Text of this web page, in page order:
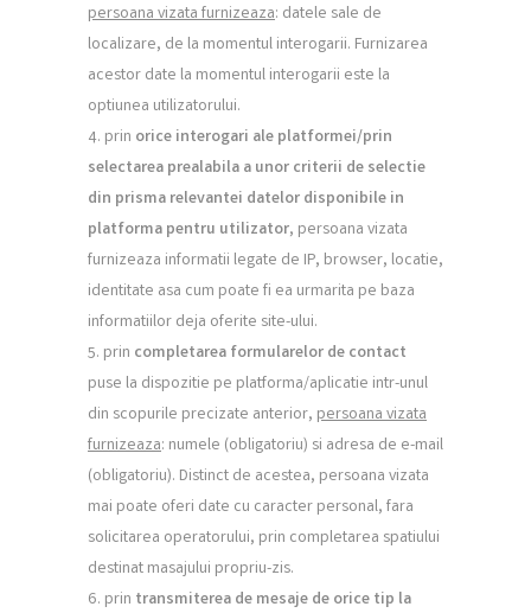
persoana vizata furnizeaza: datele sale de
localizare, de la momentul interogarii. Furnizarea
acestor date la momentul interogarii este la
optiunea utilizatorului.
prin orice interogari ale platformei/prin
selectarea prealabila a unor criterii de selectie
din prisma relevantei datelor disponibile in
platforma pentru utilizator, persoana vizata
furnizeaza informatii legate de IP, browser, locatie,
identitate asa cum poate fi ea urmarita pe baza
informatiilor deja oferite site-ului.
prin completarea formularelor de contact
puse la dispozitie pe platforma/aplicatie intr-unul
din scopurile precizate anterior, persoana vizata
furnizeaza: numele (obligatoriu) si adresa de e-mail
(obligatoriu). Distinct de acestea, persoana vizata
mai poate oferi date cu caracter personal, fara
solicitarea operatorului, prin completarea spatiului
destinat masajului propriu-zis.
prin transmiterea de mesaje de orice tip la